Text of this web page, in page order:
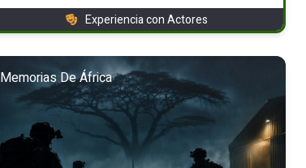
Experiencia con Actores
Memorias De África